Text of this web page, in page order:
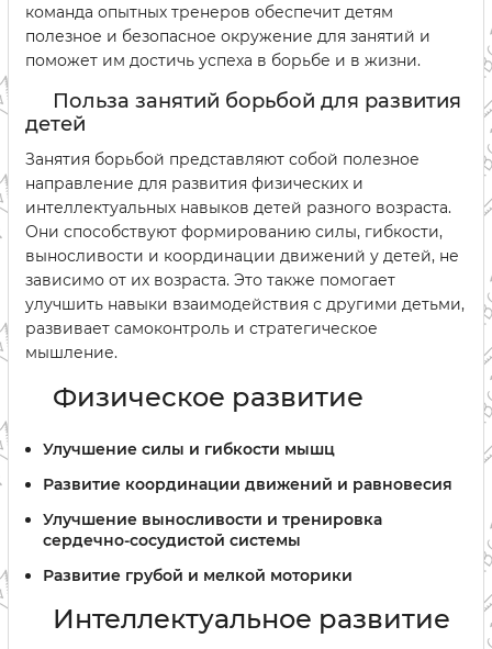
команда опытных тренеров обеспечит детям
полезное и безопасное окружение для занятий и
поможет им достичь успеха в борьбе и в жизни.
Польза занятий борьбой для развития
детей
Занятия борьбой представляют собой полезное
направление для развития физических и
интеллектуальных навыков детей разного возраста.
Они способствуют формированию силы, гибкости,
выносливости и координации движений у детей, не
зависимо от их возраста. Это также помогает
улучшить навыки взаимодействия с другими детьми,
развивает самоконтроль и стратегическое
мышление.
Физическое развитие
Улучшение силы и гибкости мышц
Развитие координации движений и равновесия
Улучшение выносливости и тренировка
сердечно-сосудистой системы
Развитие грубой и мелкой моторики
Интеллектуальное развитие